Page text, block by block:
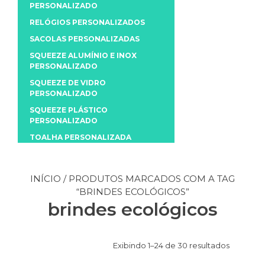
INÍCIO / PRODUTOS MARCADOS COM A TAG
“BRINDES ECOLÓGICOS”
brindes ecológicos
Exibindo 1–24 de 30 resultados
PERSONALIZADO
RELÓGIOS PERSONALIZADOS
SACOLAS PERSONALIZADAS
SQUEEZE ALUMÍNIO E INOX
PERSONALIZADO
SQUEEZE DE VIDRO
PERSONALIZADO
SQUEEZE PLÁSTICO
PERSONALIZADO
TOALHA PERSONALIZADA